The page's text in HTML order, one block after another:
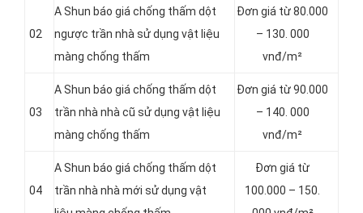
02
A Shun báo giá chống thấm dột
ngược trần nhà sử dụng vật liệu
màng chống thấm
Đơn giá từ 80.000
– 130. 000
vnđ/m²
03
A Shun báo giá chống thấm dột
trần nhà nhà cũ sử dụng vật liệu
màng chống thấm
Đơn giá từ 90.000
– 140. 000
vnđ/m²
04
A Shun báo giá chống thấm dột
trần nhà nhà mới sử dụng vật
Đơn giá từ
100.000 – 150.